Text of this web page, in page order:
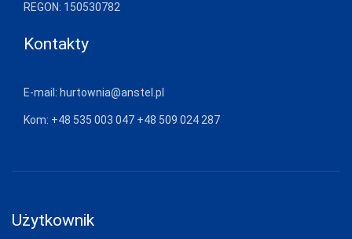
REGON: 150530782
Kontakty
E-mail: hurtownia@anstel.pl
Kom: +48 535 003 047 +48 509 024 287
Użytkownik